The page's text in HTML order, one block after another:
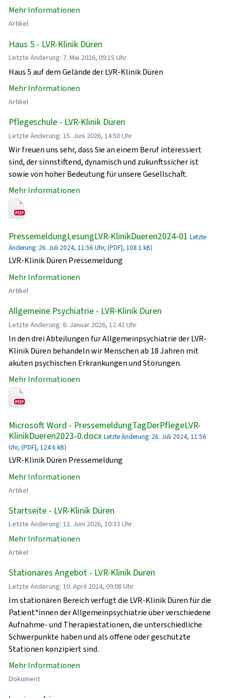
Mehr Informationen
Artikel
Haus 5 - LVR-Klinik Düren
Letzte Änderung: 7. Mai 2026, 09:15 Uhr
Haus 5 auf dem Gelände der LVR-Klinik Düren
Mehr Informationen
Artikel
Pflegeschule - LVR-Klinik Düren
Letzte Änderung: 15. Juni 2026, 14:50 Uhr
Wir freuen uns sehr, dass Sie an einem Beruf interessiert
sind, der sinnstiftend, dynamisch und zukunftssicher ist
sowie von hoher Bedeutung für unsere Gesellschaft.
Mehr Informationen
PressemeldungLesungLVR-KlinikDueren2024-01 Letzte
Änderung: 26. Juli 2024, 11:56 Uhr, (PDF}, 108.1 kB)
LVR-Klinik Düren Pressemeldung
Mehr Informationen
Artikel
Allgemeine Psychiatrie - LVR-Klinik Düren
Letzte Änderung: 6. Januar 2026, 12:42 Uhr
In den drei Abteilungen für Allgemeinpsychiatrie der LVR-
Klinik Düren behandeln wir Menschen ab 18 Jahren mit
akuten psychischen Erkrankungen und Störungen.
Mehr Informationen
Microsoft Word - PressemeldungTagDerPflegeLVR-
KlinikDueren2023-0.docx Letzte Änderung: 26. Juli 2024, 11:56
Uhr, (PDF}, 124.6 kB)
LVR-Klinik Düren Pressemeldung
Mehr Informationen
Artikel
Startseite - LVR-Klinik Düren
Letzte Änderung: 12. Juni 2026, 10:33 Uhr
Mehr Informationen
Artikel
Stationäres Angebot - LVR-Klinik Düren
Letzte Änderung: 10. April 2024, 09:08 Uhr
Im stationären Bereich verfügt die LVR-Klinik Düren für die
Patient*innen der Allgemeinpsychiatrie über verschiedene
Aufnahme- und Therapiestationen, die unterschiedliche
Schwerpunkte haben und als offene oder geschützte
Stationen konzipiert sind.
Mehr Informationen
Dokument